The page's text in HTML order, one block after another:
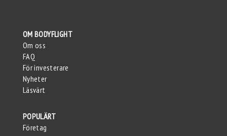
OM BODYFLIGHT
Om oss
FAQ
För investerare
Nyheter
Läsvärt
POPULÄRT
Företag